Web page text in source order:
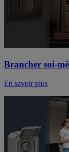
Brancher soi-
En savoir plus